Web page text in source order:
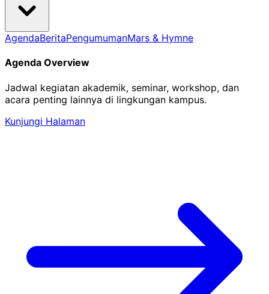
AgendaBeritaPengumumanMars & Hymne
Agenda Overview
Jadwal kegiatan akademik, seminar, workshop, dan
acara penting lainnya di lingkungan kampus.
Kunjungi Halaman